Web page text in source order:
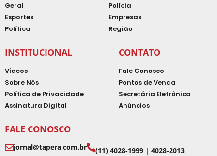
Geral
Esportes
Política
Polícia
Empresas
Região
INSTITUCIONAL
Vídeos
Sobre Nós
Política de Privacidade
Assinatura Digital
CONTATO
Fale Conosco
Pontos de Venda
Secretária Eletrônica
Anúncios
FALE CONOSCO
jornal@tapera.com.br (11) 4028-1999 | 4028-2013